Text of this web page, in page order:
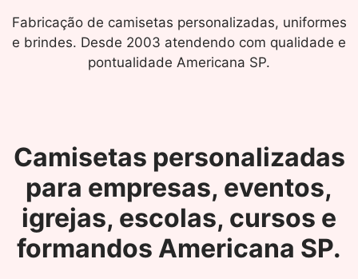
Fabricação de camisetas personalizadas, uniformes
e brindes. Desde 2003 atendendo com qualidade e
pontualidade Americana SP.
Camisetas personalizadas
para empresas, eventos,
igrejas, escolas, cursos e
formandos Americana SP.